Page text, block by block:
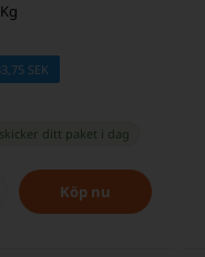
SEK
ditt paket i dag